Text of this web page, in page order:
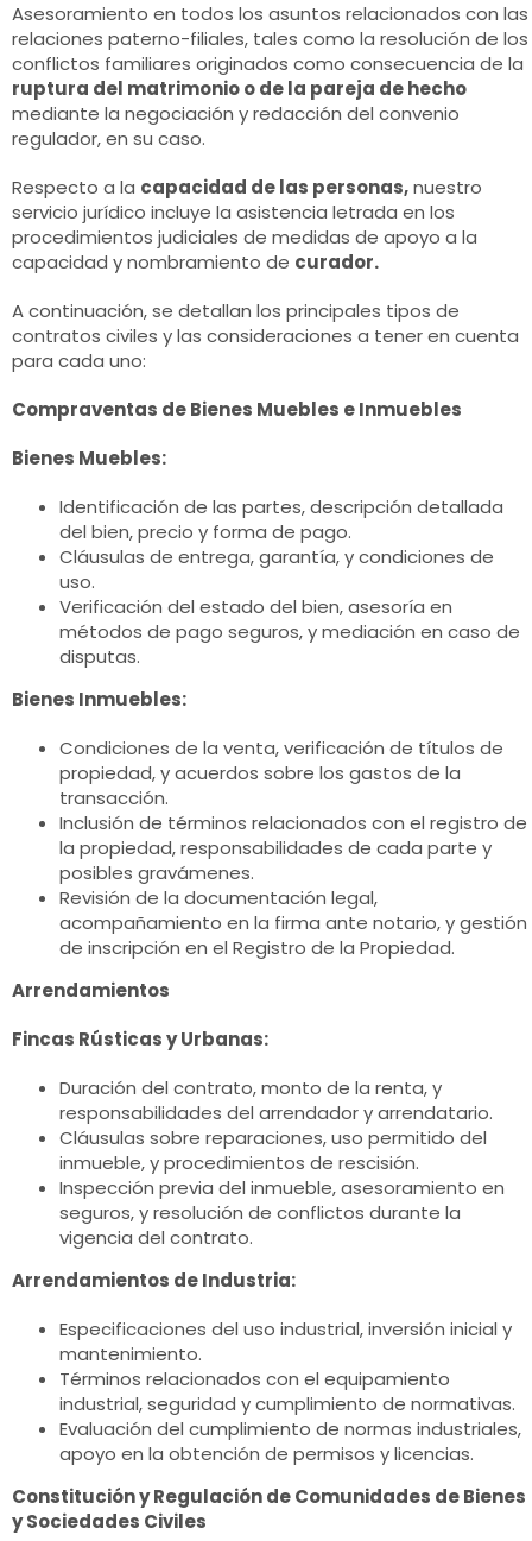
Asesoramiento en todos los asuntos relacionados con las
relaciones paterno-filiales, tales como la resolución de los
conflictos familiares originados como consecuencia de la
ruptura del matrimonio o de la pareja de hecho
mediante la negociación y redacción del convenio
regulador, en su caso.
Respecto a la capacidad de las personas,nuestro
servicio jurídico incluye la asistencia letrada en los
procedimientos judiciales de medidas de apoyo a la
capacidad y nombramiento de curador.
A continuación, se detallan los principales tipos de
contratos civiles y las consideraciones a tener en cuenta
para cada uno:
Compraventas de Bienes Muebles e Inmuebles
Bienes Muebles:
Identificación de las partes, descripción detallada
del bien, precio y forma de pago.
Cláusulas de entrega, garantía, y condiciones de
uso.
Verificación del estado del bien, asesoría en
métodos de pago seguros, y mediación en caso de
disputas.
Bienes Inmuebles:
Condiciones de la venta, verificación de títulos de
propiedad, y acuerdos sobre los gastos de la
transacción.
Inclusión de términos relacionados con el registro de
la propiedad, responsabilidades de cada parte y
posibles gravámenes.
Revisión de la documentación legal,
acompañamiento en la firma ante notario, y gestión
de inscripción en el Registro de la Propiedad.
Arrendamientos
Fincas Rústicas y Urbanas:
Duración del contrato, monto de la renta, y
responsabilidades del arrendador y arrendatario.
Cláusulas sobre reparaciones, uso permitido del
inmueble, y procedimientos de rescisión.
Inspección previa del inmueble, asesoramiento en
seguros, y resolución de conflictos durante la
vigencia del contrato.
Arrendamientos de Industria:
Especificaciones del uso industrial, inversión inicial y
mantenimiento.
Términos relacionados con el equipamiento
industrial, seguridad y cumplimiento de normativas.
Evaluación del cumplimiento de normas industriales,
apoyo en la obtención de permisos y licencias.
Constitución y Regulación de Comunidades de Bienes
y Sociedades Civiles